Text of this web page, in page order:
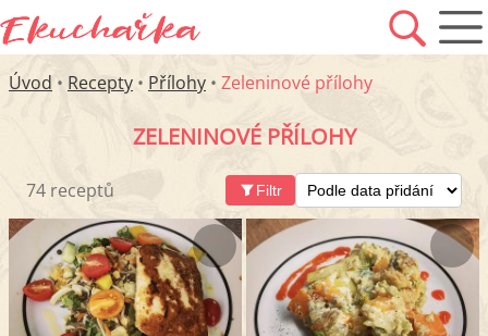
Úvod • Recepty • Přílohy • Zeleninové přílohy
ZELENINOVÉ PŘÍLOHY
74 receptů Filtr